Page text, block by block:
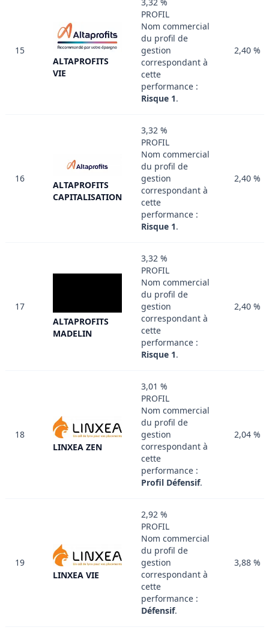
15
ALTAPROFITS
VIE
PROFIL
Nom commercial
du profil de
gestion
correspondant à
cette
performance :
Risque 1.
2,40 %
16
ALTAPROFITS
CAPITALISATION
3,32 %
PROFIL
Nom commercial
du profil de
gestion
correspondant à
cette
performance :
Risque 1.
2,40 %
17
ALTAPROFITS
MADELIN
3,32 %
PROFIL
Nom commercial
du profil de
gestion
correspondant à
cette
performance :
Risque 1.
2,40 %
18
LINXEA ZEN
3,01 %
PROFIL
Nom commercial
du profil de
gestion
correspondant à
cette
performance :
Profil Défensif.
2,04 %
19
LINXEA VIE
2,92 %
PROFIL
Nom commercial
du profil de
gestion
correspondant à
cette
performance :
Défensif.
3,88 %